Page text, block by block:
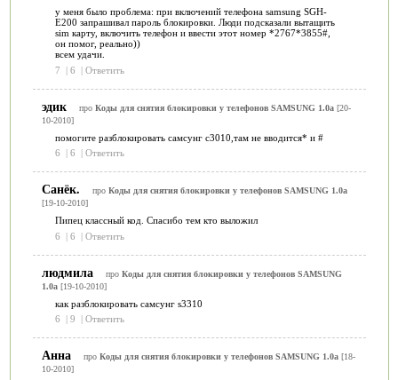
у меня было проблема: при включений телефона samsung SGH-
E200 запрашивал пароль блокировки. Люди подсказали вытащить
sim карту, включить телефон и ввести этот номер *2767*3855#,
он помог, реально))
всем удачи.
7
| 6 | Ответить
эдик про Коды для снятия блокировки у телефонов SAMSUNG 1.0a[20-
10-2010]
помогите разблокировать самсунг с3010,там не вводится* и #
6
| 6 | Ответить
Санёк. про Коды для снятия блокировки у телефонов SAMSUNG 1.0a
[19-10-2010]
Пипец классный код. Спасибо тем кто выложил
6
| 6 | Ответить
людмила про Коды для снятия блокировки у телефонов SAMSUNG
1.0a[19-10-2010]
как разблокировать самсунг s3310
6
| 9 | Ответить
Анна про Коды для снятия блокировки у телефонов SAMSUNG 1.0a[18-
10-2010]